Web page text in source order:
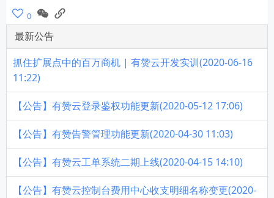
0
最新公告
抓住扩展点中的百万商机 | 有赞云开发实训(2020-06-16
11:22)
【公告】有赞云登录鉴权功能更新(2020-05-12 17:06)
【公告】有赞告警管理功能更新(2020-04-30 11:03)
【公告】有赞云工单系统二期上线(2020-04-15 14:10)
【公告】有赞云控制台费用中心收支明细名称变更(2020-